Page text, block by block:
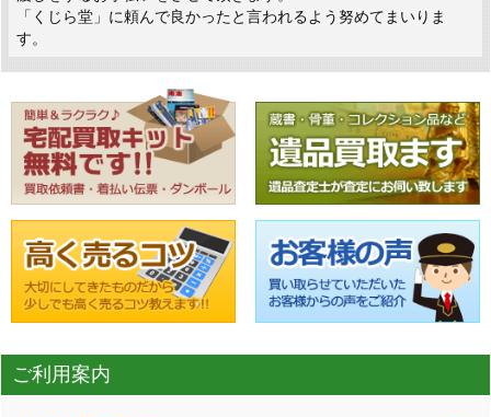
「くじら堂」に頼んで良かったと言われるよう努めてまいりま
す。
ご利用案内